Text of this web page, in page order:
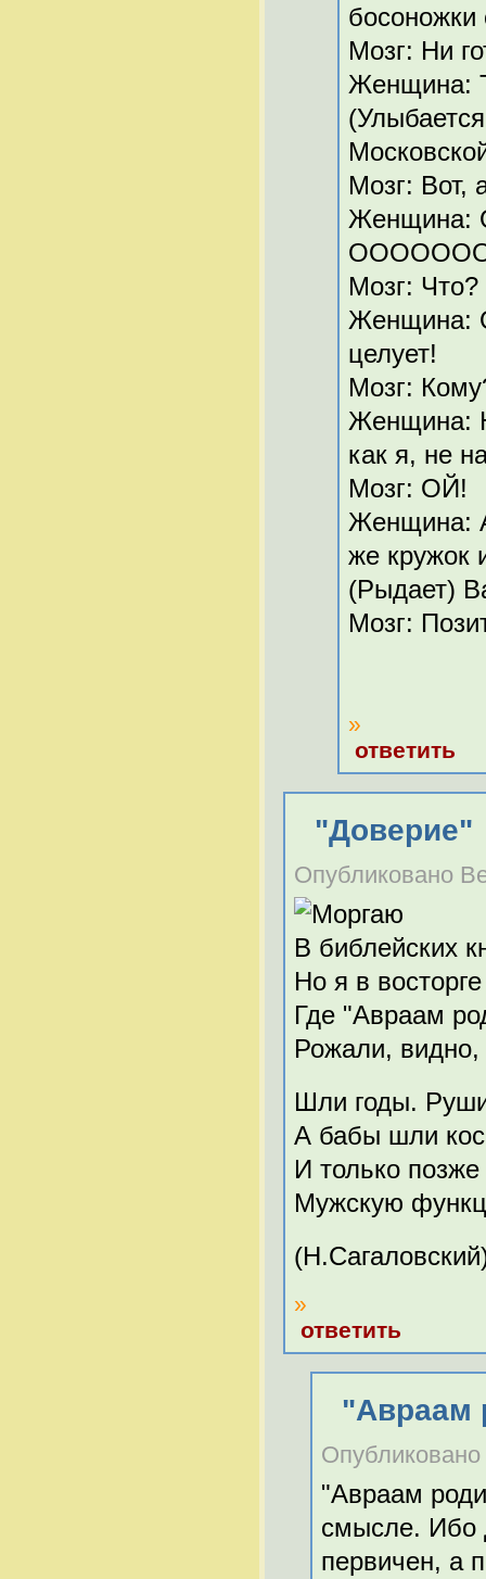
босоножки
Мозг: Ни
Женщина:
Мозг: Вот,
Женщина:
Мозг: Что?
Женщина:
целует!
Мозг:
Женщина:
как я, не
Мозг: ОЙ!
Женщина:
же кружок
(Рыдает)
Мозг:
»
ответить
"Доверие"
Опубликовано
В библейских
Но я в
Где "Авраам
Рожали,
Шли годы.
А бабы шли
И только
Мужскую
»
ответить
"Авраам
Опубликовано
"Авраам
смысле. Ибо
первичен, а